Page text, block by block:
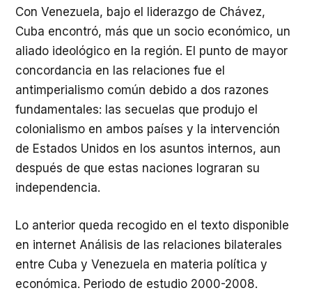
Con Venezuela, bajo el liderazgo de Chávez,
Cuba encontró, más que un socio económico, un
aliado ideológico en la región. El punto de mayor
concordancia en las relaciones fue el
antimperialismo común debido a dos razones
fundamentales: las secuelas que produjo el
colonialismo en ambos países y la intervención
de Estados Unidos en los asuntos internos, aun
después de que estas naciones lograran su
independencia.
Lo anterior queda recogido en el texto disponible
en internet Análisis de las relaciones bilaterales
entre Cuba y Venezuela en materia política y
económica. Periodo de estudio 2000-2008.